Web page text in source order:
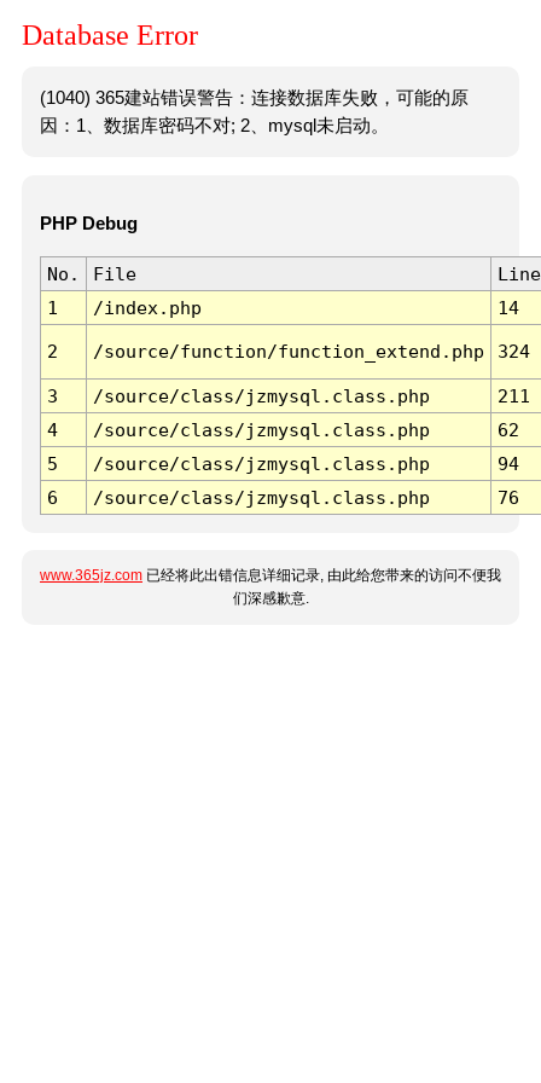
Database Error
(1040) 365建站错误警告：连接数据库失败，可能的原
因：1、数据库密码不对; 2、mysql未启动。
PHP Debug
No. File
Line
1
/index.php 14
2 /source/function/function_extend.php 324
3 /source/class/jzmysql.class.php
211
4
/source/class/jzmysql.class.php
62
5
/source/class/jzmysql.class.php
94
6
/source/class/jzmysql.class.php 76
www.365jz.com 已经将此出错信息详细记录, 由此给您带来的访问不便我
们深感歉意.